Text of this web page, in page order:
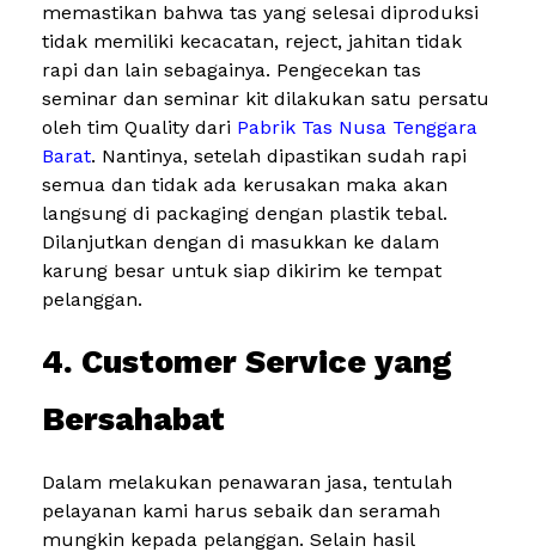
memastikan bahwa tas yang selesai diproduksi
tidak memiliki kecacatan, reject, jahitan tidak
rapi dan lain sebagainya. Pengecekan tas
seminar dan seminar kit dilakukan satu persatu
oleh tim Quality dari Pabrik Tas Nusa Tenggara
Barat. Nantinya, setelah dipastikan sudah rapi
semua dan tidak ada kerusakan maka akan
langsung di packaging dengan plastik tebal.
Dilanjutkan dengan di masukkan ke dalam
karung besar untuk siap dikirim ke tempat
pelanggan.
4. Customer Service yang
Bersahabat
Dalam melakukan penawaran jasa, tentulah
pelayanan kami harus sebaik dan seramah
mungkin kepada pelanggan. Selain hasil